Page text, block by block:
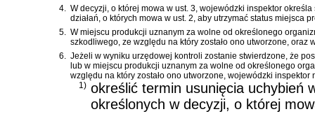
4.
W decyzji, o której mowa w ust. 3, wojewódzki inspektor
działań, o których mowa w ust. 2, aby utrzymać status
5.
W miejscu produkcji uznanym za wolne od określonego
szkodliwego, ze względu na który zostało ono utworzone,
6.
Jeżeli w wyniku urzędowej kontroli zostanie stwierdzone, że
lub w miejscu produkcji uznanym za wolne od określonego
względu na który zostało ono utworzone, wojewódzki
1) określić termin usunięcia uchybień
określonych w decyzji, o której